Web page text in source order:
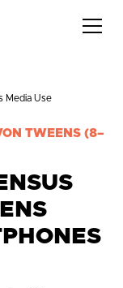
Media Use
TWEENS (8–